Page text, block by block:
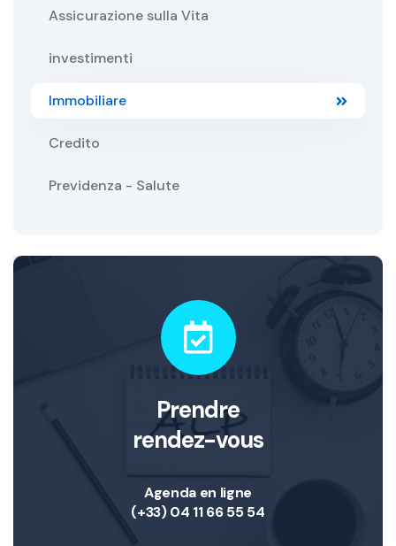
Assicurazione sulla Vita
investimenti
Immobiliare
Credito
Previdenza - Salute
Prendre
rendez-vous
Agenda en ligne
(+33) 04 11 66 55 54